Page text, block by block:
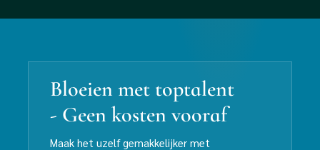
Bloeien met toptalent
- Geen kosten vooraf
Maak het uzelf gemakkelijker met